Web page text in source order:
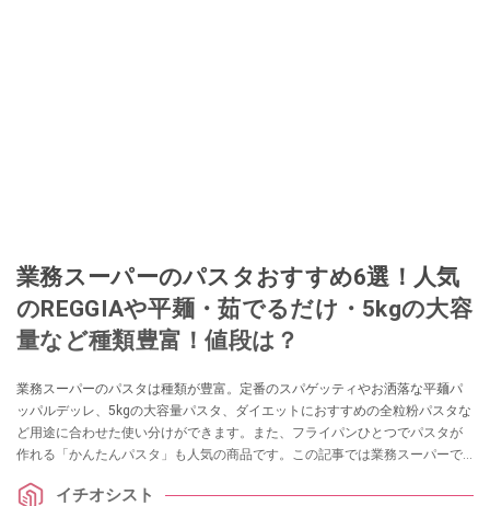
業務スーパーのパスタおすすめ6選！人気
のREGGIAや平麺・茹でるだけ・5kgの大容
量など種類豊富！値段は？
業務スーパーのパスタは種類が豊富。定番のスパゲッティやお洒落な平麺パ
ッパルデッレ、5kgの大容量パスタ、ダイエットにおすすめの全粒粉パスタな
ど用途に合わせた使い分けができます。また、フライパンひとつでパスタが
作れる「かんたんパスタ」も人気の商品です。この記事では業務スーパーで
イチオシスト